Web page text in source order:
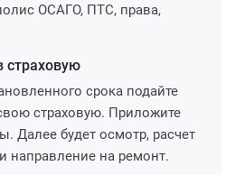
ОСАГО, ПТС, права,
страховую
срока подайте
страховую. Приложите
Далее будет осмотр, расчет
направление на ремонт.